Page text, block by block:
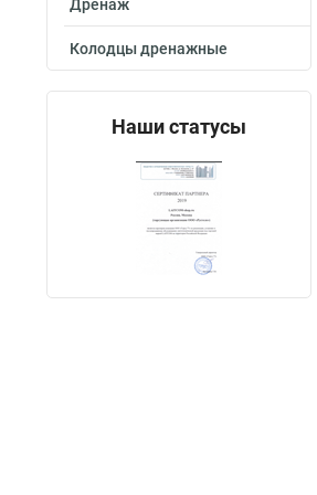
Дренаж
Колодцы дренажные
Наши статусы